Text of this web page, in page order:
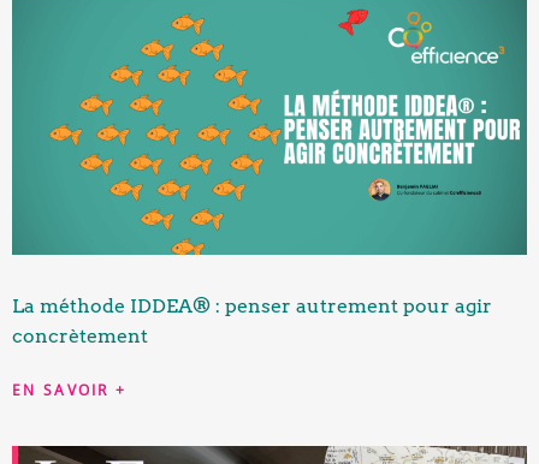
La méthode IDDEA® : penser autrement pour agir
concrètement
EN SAVOIR +